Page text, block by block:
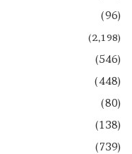
(96)
(2,198)
(546)
(448)
(80)
(138)
(739)